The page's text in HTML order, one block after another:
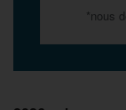
*nous